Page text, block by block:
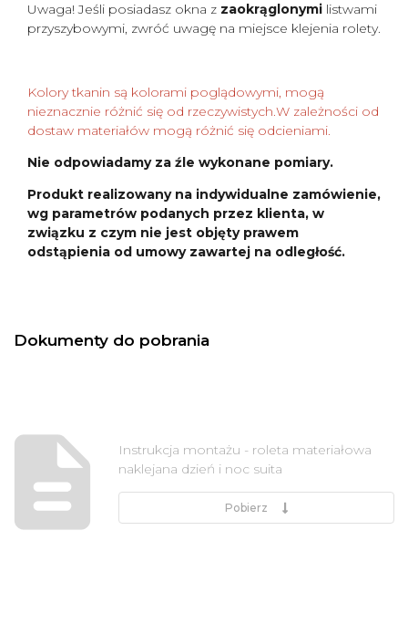
Uwaga! Jeśli posiadasz okna z zaokrąglonymi listwami
przyszybowymi, zwróć uwagę na miejsce klejenia rolety.
Kolory tkanin są kolorami poglądowymi, mogą
nieznacznie różnić się od rzeczywistych.W zależności od
dostaw materiałów mogą różnić się odcieniami.
Nie odpowiadamy za źle wykonane pomiary.
Produkt realizowany na indywidualne zamówienie,
wg parametrów podanych przez klienta, w
związku z czym nie jest objęty prawem
odstąpienia od umowy zawartej na odległość.
Dokumenty do pobrania
Instrukcja montażu - roleta materiałowa
naklejana dzień i noc suita
Pobierz